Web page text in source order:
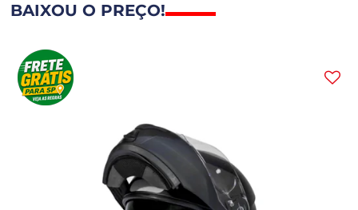
BAIXOU O PREÇO!